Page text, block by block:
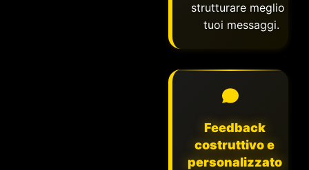
strutturare meglio i
tuoi messaggi.
Feedback
costruttivo e
personalizzato